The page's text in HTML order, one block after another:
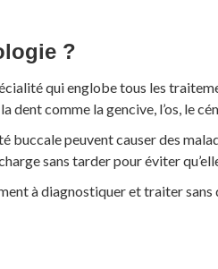
?
qui englobe tous les
comme la gencive, l’os, le
buccale peuvent causer des
sans tarder pour éviter
à diagnostiquer et traiter sans